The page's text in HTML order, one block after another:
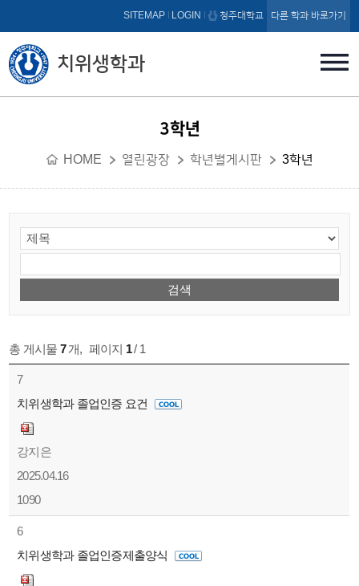
본문 바로가기
치위생학과
SITEMAP LOGIN 청주대학교 다른 학과 바로가기
3학년
HOME 열린광장 학년별게시판 3학년
총 게시물 7개, 페이지 1/ 1
7
치위생학과 졸업인증 요건
강지은
2025.04.16
1090
6
치위생학과 졸업인증제출양식